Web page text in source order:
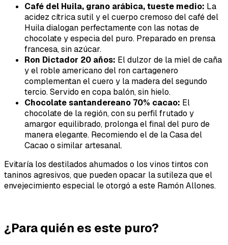
Café del Huila, grano arábica, tueste medio: La
acidez cítrica sutil y el cuerpo cremoso del café del
Huila dialogan perfectamente con las notas de
chocolate y especia del puro. Preparado en prensa
francesa, sin azúcar.
Ron Dictador 20 años: El dulzor de la miel de caña
y el roble americano del ron cartagenero
complementan el cuero y la madera del segundo
tercio. Servido en copa balón, sin hielo.
Chocolate santandereano 70% cacao: El
chocolate de la región, con su perfil frutado y
amargor equilibrado, prolonga el final del puro de
manera elegante. Recomiendo el de la Casa del
Cacao o similar artesanal.
Evitaría los destilados ahumados o los vinos tintos con
taninos agresivos, que pueden opacar la sutileza que el
envejecimiento especial le otorgó a este Ramón Allones.
¿Para quién es este puro?